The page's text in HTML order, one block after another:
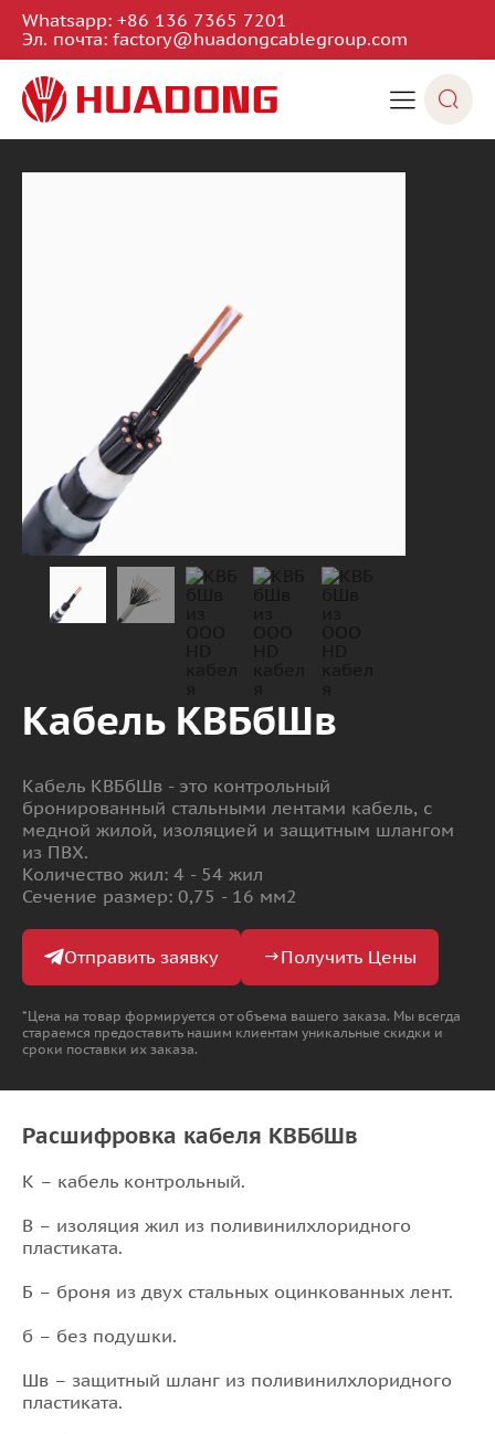
Whatsapp: +86 136 7365 7201
Эл. почта: factory@huadongcablegroup.com
Кабель КВБбШв
Кабель КВБбШв - это контрольный
бронированный стальными лентами кабель, с
медной жилой, изоляцией и защитным шлангом
из ПВХ.
Количество жил: 4 - 54 жил
Сечение размер: 0,75 - 16 мм2
Отправить заявку Получить Цены
*Цена на товар формируется от объема вашего заказа. Мы всегда
стараемся предоставить нашим клиентам уникальные скидки и
сроки поставки их заказа.
Расшифровка кабеля КВБбШв
К – кабель контрольный.
В – изоляция жил из поливинилхлоридного
пластиката.
Б – броня из двух стальных оцинкованных лент.
б – без подушки.
Шв – защитный шланг из поливинилхлоридного
пластиката.